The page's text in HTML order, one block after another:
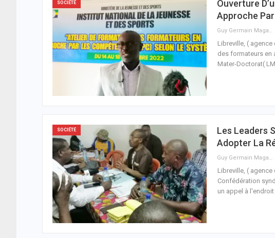
SOCIÉTÉ
Ouverture
Approche
Guy Germain Maganga Nziengui
Libreville, (
des formateurs en
Mater-Doctorat(
SOCIÉTÉ
Les Leaders
Adopter La
Guy Germain Maganga Nziengui
Libreville, (
Confédération
un appel à